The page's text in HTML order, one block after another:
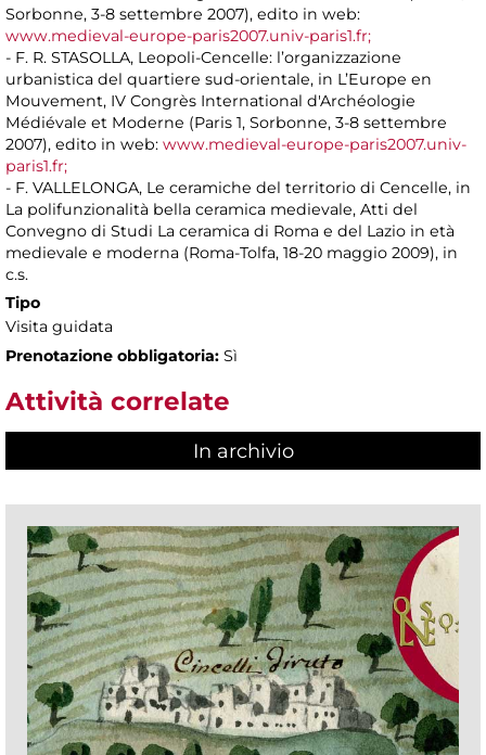
Sorbonne, 3-8 settembre 2007), edito in web:
www.medieval-europe-paris2007.univ-paris1.fr;
- F. R. STASOLLA, Leopoli-Cencelle: l’organizzazione
urbanistica del quartiere sud-orientale, in L’Europe en
Mouvement, IV Congrès International d'Archéologie
Médiévale et Moderne (Paris 1, Sorbonne, 3-8 settembre
2007), edito in web: www.medieval-europe-paris2007.univ-
paris1.fr;
- F. VALLELONGA, Le ceramiche del territorio di Cencelle, in
La polifunzionalità bella ceramica medievale, Atti del
Convegno di Studi La ceramica di Roma e del Lazio in età
medievale e moderna (Roma-Tolfa, 18-20 maggio 2009), in
c.s.
Tipo
Visita guidata
Prenotazione obbligatoria: Sì
Attività correlate
In archivio